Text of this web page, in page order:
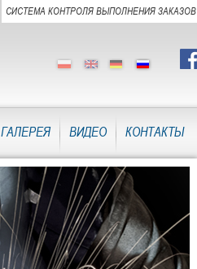
СИСТЕМА КОНТРОЛЯ ВЫПОЛНЕНИЯ ЗАКАЗОВ
ГАЛЕРЕЯ ВИДЕО КОНТАКТЫ